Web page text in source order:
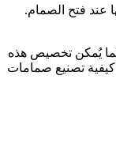
عند فتح الصمام.
كما يُمكن تخصيص هذه
كيفية تصنيع صمامات